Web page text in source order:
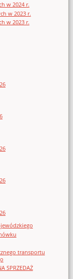
w 2024 r.
w 2023 r.
w 2023 r.
transportu
SPRZEDAŻ